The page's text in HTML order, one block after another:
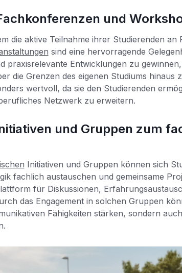
und
die aktive Teilnahme ihrer Studierenden
sind eine hervorragende
praxisrelevante Entwicklungen zu
die Grenzen des eigenen Studiums hinaus
wertvoll, da sie den Studierenden
Netzwerk zu erweitern.
und Gruppen zum
Initiativen und Gruppen können sich
fachlich austauschen und gemeinsame
für Diskussionen,
das Engagement in solchen Gruppen
Fähigkeiten stärken, sondern